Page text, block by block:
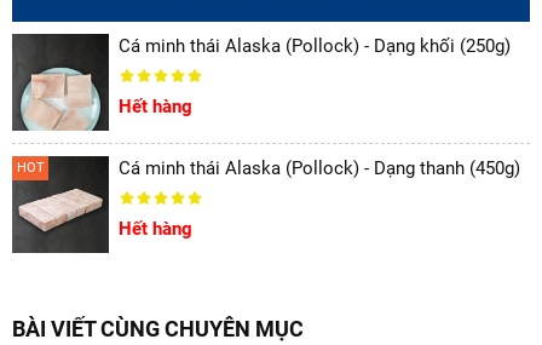
Cá minh thái Alaska (Pollock) - Dạng khối (250g)
Hết hàng
HOT Cá minh thái Alaska (Pollock) - Dạng thanh (450g)
Hết hàng
BÀI VIẾT CÙNG CHUYÊN MỤC